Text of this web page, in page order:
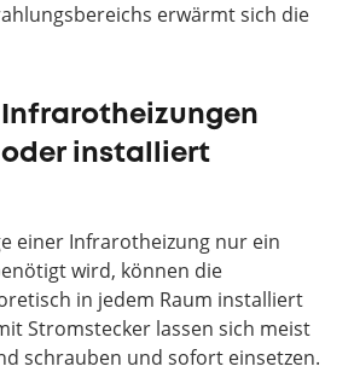
erwärmt sich die
Infrarotheizungen
installiert
einer Infrarotheizung nur ein
wird, können die
in jedem Raum installiert
Stromstecker lassen sich meist
schrauben und sofort einsetzen.